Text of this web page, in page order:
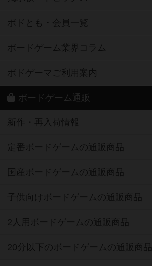
ボドとも・会員一覧
ボードゲーム業界コラム
ボドゲーマご利用案内
ボードゲーム通販
新作・再入荷情報
定番ボードゲームの通販商品
国産ボードゲームの通販商品
子供向けボードゲームの通販商品
2人用ボードゲームの通販商品
20分以下のボードゲームの通販商品